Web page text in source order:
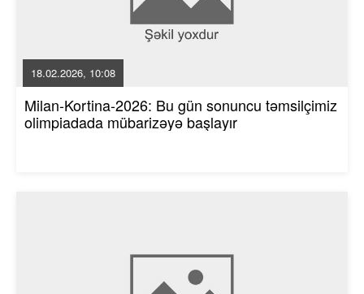
18.02.2026, 10:08
Milan-Kortina-2026: Bu gün sonuncu təmsilçimiz
olimpiadada mübarizəyə başlayır